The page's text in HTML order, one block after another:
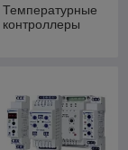
Температурные
контроллеры